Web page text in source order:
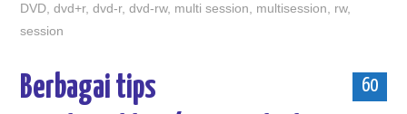
DVD ,dvd+r,dvd-r,dvd-rw, multi session multisession rw,
session
60
Berbagai tips